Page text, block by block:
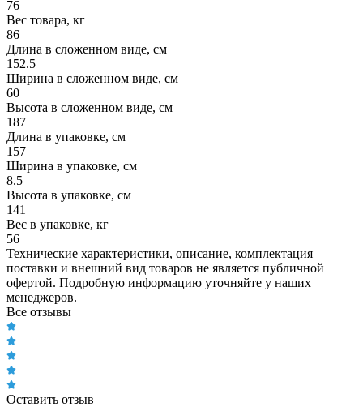
76
Вес товара, кг
86
Длина в сложенном виде, см
152.5
Ширина в сложенном виде, см
60
Высота в сложенном виде, см
187
Длина в упаковке, см
157
Ширина в упаковке, см
8.5
Высота в упаковке, см
141
Вес в упаковке, кг
56
Технические характеристики, описание, комплектация
поставки и внешний вид товаров не является публичной
офертой. Подробную информацию уточняйте у наших
менеджеров.
Все отзывы
Оставить отзыв